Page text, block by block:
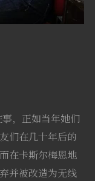
，正如当年她们
们在几十年后的
在卡斯尔梅恩地
并被改造为无线